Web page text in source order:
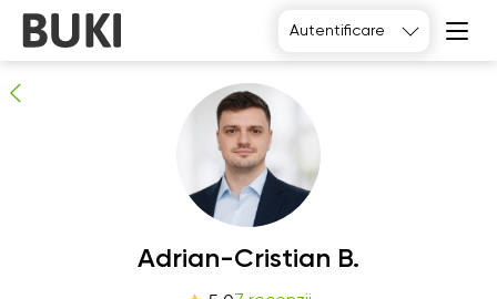
Autentificare
Adrian-Cristian B. 7 persoane recomandă
Adrian-Cristian B.